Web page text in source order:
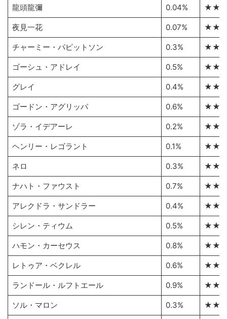
龍頭龍彌 0.04%
夜見一花 0.07%
チャーミー・パピットソン 0.3%
ゴーシュ・アドレイ 0.5%
グレイ 0.4%
ゴードン・アグリッパ 0.6%
ゾラ・イデアーレ 0.2%
ヘンリー・レゴラント 0.1%
ネロ 0.3%
ナハト・ファウスト 0.7%
アレクドラ・サンドラー 0.4%
シレン・ティウム 0.5%
ハモン・カーセウス 0.8%
レトゥア・ベクレル 0.6%
ランドール・ルフトエール 0.9%
ソル・マロン 0.3%